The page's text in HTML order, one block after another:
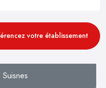
votre établissement